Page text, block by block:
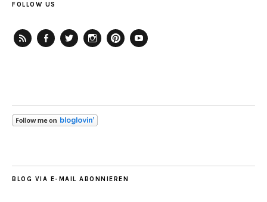
FOLLOW US
BLOG VIA E-MAIL ABONNIEREN